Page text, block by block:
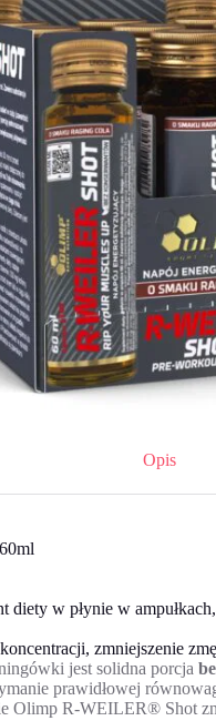
Opis
diety w płynie w
zmniejszenie
jest solidna porcja
prawidłowej
Olimp R-WEILER® Shot